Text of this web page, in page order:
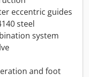
eccentric guides
steel
system
and foot